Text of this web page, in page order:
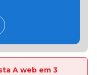
A web em 3